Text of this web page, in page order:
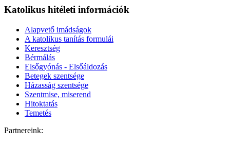
Katolikus hitéleti információk
Alapvető imádságok
A katolikus tanítás formulái
Keresztség
Bérmálás
Elsőgyónás - Elsőáldozás
Betegek szentsége
Házasság szentsége
Szentmise, miserend
Hitoktatás
Temetés
Partnereink: